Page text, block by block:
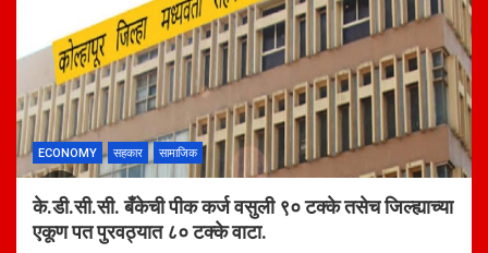
ECONOMY सहकार सामाजिक
के.डी.सी.सी. बँकेची पीक कर्ज वसुली ९० टक्के तसेच जिल्ह्याच्या
एकूण पत पुरवठ्यात ८० टक्के वाटा.